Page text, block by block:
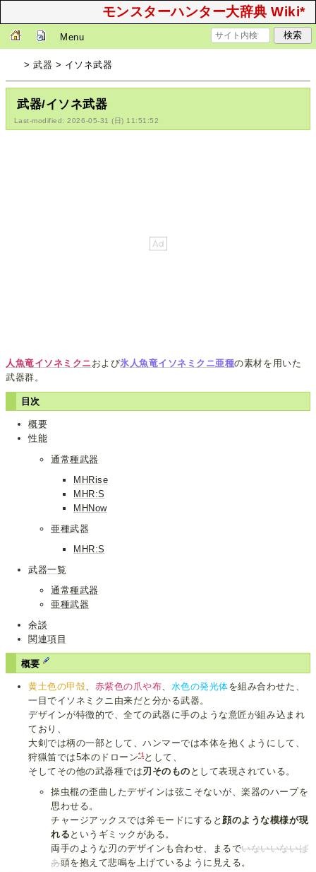
モンスターハンター大辞典 Wiki*
Menu
>武器 > イソネ武器
武器/イソネ武器
Last-modified: 2026-05-31 (日) 11:51:52
人魚竜イソネミクニおよび氷人魚竜イソネミクニ亜種の素材を用いた
武器群。
目次
概要
性能
通常種武器
MHRise
MHR:S
MHNow
亜種武器
MHR:S
武器一覧
通常種武器
亜種武器
余談
関連項目
概要
黄土色の甲殻、 赤紫色の爪や布、 水色の発光体を組み合わせた、
一目でイソネミクニ由来だと分かる武器。
デザインが特徴的で、全ての武器に手のような意匠が組み込まれ
ており、
大剣では柄の一部として、ハンマーでは本体を抱くようにして、
狩猟笛では5本のドローン*1として、
そしてその他の武器種では刃そのもの として表現されている。
操虫棍の歪曲したデザインは弦こそないが、楽器のハープを
思わせる。
チャージアックスでは斧モードにすると 顔のような模様が現
れる というギミックがある。
両手のような刃のデザインも合わせ、まるでいないいないば
あ頭を抱えて悲鳴を上げているように見える。